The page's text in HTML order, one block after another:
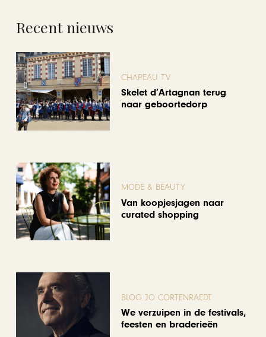
Recent nieuws
CHAPEAU TV
Skelet d’Artagnan terug
naar geboortedorp
MODE & BEAUTY
Van koopjesjagen naar
curated shopping
BLOG JO CORTENRAEDT
We verzuipen in de festivals,
feesten en braderieën